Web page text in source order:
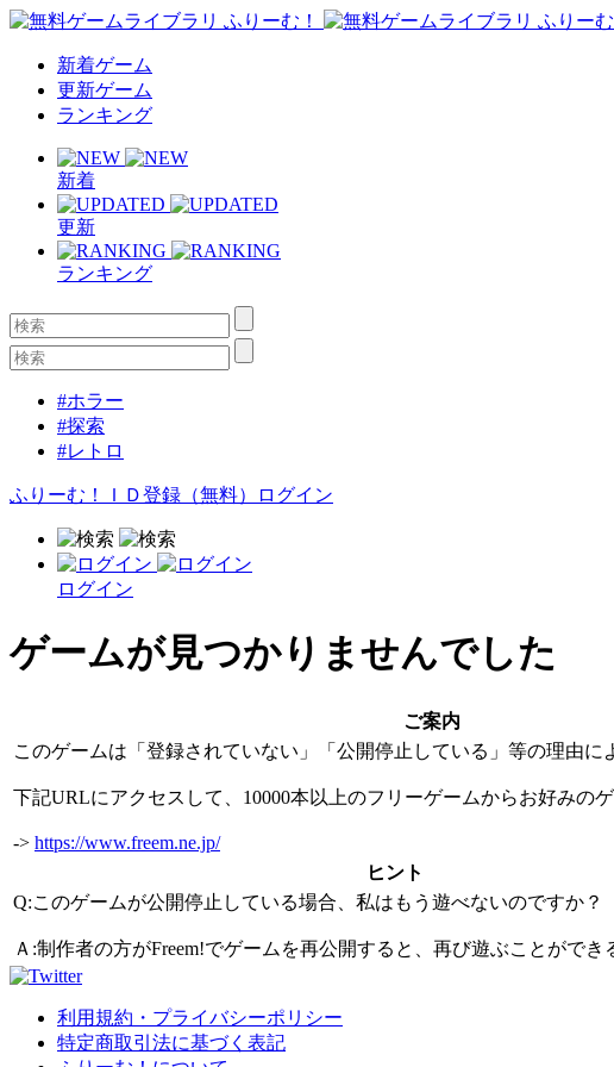
新着ゲーム
更新ゲーム
ランキング
新着
更新
ランキング
#ホラー
#探索
#レトロ
ふりーむ！ＩＤ登録（無料） ログイン
ログイン
ゲームが見つかりませんでした
ご案内
このゲームは「登録されていない」「公開停止している」等の理由に
下記URLにアクセスして、10000本以上のフリーゲームからお好みの
-> https://www.freem.ne.jp/
ヒント
Q:このゲームが公開停止している場合、私はもう遊べないのですか？
Ａ:制作者の方がFreem!でゲームを再公開すると、再び遊ぶことができ
利用規約・プライバシーポリシー
特定商取引法に基づく表記